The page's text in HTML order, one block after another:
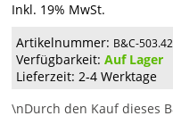
Inkl. 19% MwSt.
Artikelnummer: B&C-503.42
Verfügbarkeit:Auf Lager
Lieferzeit: 2-4 Werktage
\nDurch den Kauf dieses